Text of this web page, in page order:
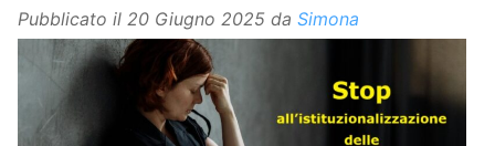
Pubblicato il 20 Giugno 2025 da Simona